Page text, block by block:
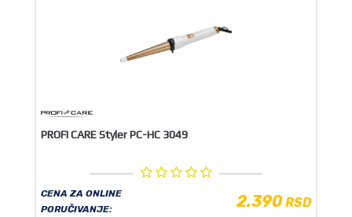
PROFI CARE Styler PC-HC 3049
CENA ZA ONLINE
PORUČIVANJE:
2.390RSD